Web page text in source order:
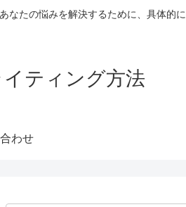
たの悩みを解決するために、具体的に
ティング方法
わせ